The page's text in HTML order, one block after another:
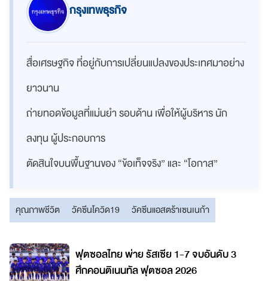
กรุงเทพธุรกิจ
สื่อเศรษฐกิจ ที่อยู่กับการเปลี่ยนแปลงของประเทศมาอย่าง
ยาวนาน
ถ่ายทอดข้อมูลที่แม่นยำ รอบด้าน เพื่อให้ผู้บริหาร นัก
ลงทุน ผู้ประกอบการ
ตัดสินใจบนพื้นฐานของ “ข้อเท็จจริง” และ “โอกาส”
คุณภาพชีวิต วัคซีนโควิด19 วัคซีนแอสตร้าเซนเนก้า
ฟุตซอลไทย พ่าย รัสเซีย 1-7 จบอันดับ 3
ศึกคอนติเนนทัล ฟุตซอล 2026